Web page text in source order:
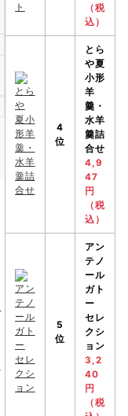
（税
込）
4
位
とら
や夏
小形
羊
羹・
水羊
羹詰
合せ
4,9
47
円
（税
込）
5
位
アン
テノ
ール
ガト
ー
セレ
クシ
ョン
3,2
40
円
（税